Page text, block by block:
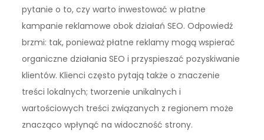
pytanie o to, czy warto inwestować w płatne
kampanie reklamowe obok działań SEO. Odpowiedź
brzmi: tak, ponieważ płatne reklamy mogą wspierać
organiczne działania SEO i przyspieszać pozyskiwanie
klientów. Klienci często pytają także o znaczenie
treści lokalnych; tworzenie unikalnych i
wartościowych treści związanych z regionem może
znacząco wpłynąć na widoczność strony.